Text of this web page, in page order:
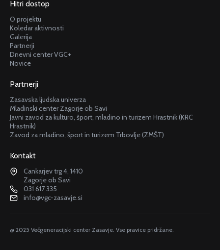
Hitri dostop
O projektu
Koledar aktivnosti
Galerija
Partnerji
Dnevni center VGC+
Novice
Partnerji
Zasavska ljudska univerza
Mladinski center Zagorje ob Savi
Javni zavod za kulturo, šport, mladino in turizem Hrastnik (KRC
Hrastnik)
Zavod za mladino, šport in turizem Trbovlje (ZMŠT)
Kontakt
Cankarjev trg 4, 1410
Zagorje ob Savi
031 617 335
info@vgc-zasavje.si
@ 2025 Večgeneracijski center Zasavje. Vse pravice pridržane.